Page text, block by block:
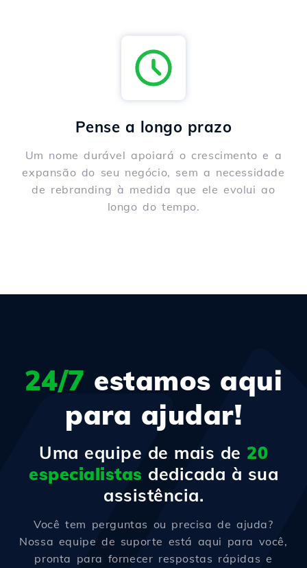
Pense a longo prazo
Um nome durável apoiará o crescimento e a
expansão do seu negócio, sem a necessidade
de rebranding à medida que ele evolui ao
longo do tempo.
24/7 estamos aqui
para ajudar!
Uma equipe de mais de 20
especialistas dedicada à sua
assistência.
Você tem perguntas ou precisa de ajuda?
Nossa equipe de suporte está aqui para você,
pronta para fornecer respostas rápidas e